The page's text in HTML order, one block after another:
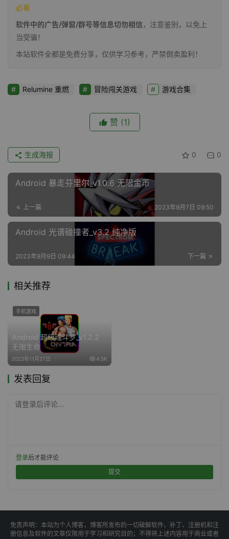
必看
软件中的广告/弹窗/群号等信息切勿相信，注意鉴别，以免上
当受骗！
本站软件全都是免费分享，仅供学习参考，严禁倒卖盈利！
Relumine 重燃 冒险闯关游戏 游戏合集
赞 (1)
0 0
生成海报
Android 暴走芬里尔_v1.0.6 无限金币
上一篇 2023年9月7日 09:50
Android 光谱碰撞者_v3.2 纯净版
下一篇
2023年9月9日 09:44
相关推荐
Android 超级魂斗罗_v1.2.2
无限生命
2023年11月27日 4.5K
手机游戏
发表回复
请登录后评论...
登录后才能评论
提交
免责声明：本站为个人博客，博客所发布的一切破解软件、补丁、注册机和注
册信息及软件的文章仅限用于学习和研究目的；不得将上述内容用于商业或者